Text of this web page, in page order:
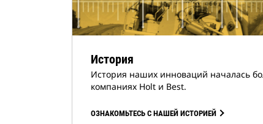
История
История наших инноваций началась
компаниях Holt и Best.
ОЗНАКОМЬТЕСЬ С НАШЕЙ ИСТОРИЕЙ